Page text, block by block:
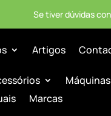
Se tiver dúvidas
Artigos
Marcas